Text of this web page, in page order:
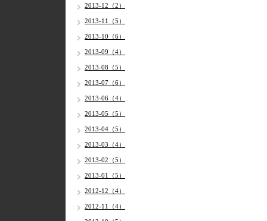
2013-12（2）
2013-11（5）
2013-10（6）
2013-09（4）
2013-08（5）
2013-07（6）
2013-06（4）
2013-05（5）
2013-04（5）
2013-03（4）
2013-02（5）
2013-01（5）
2012-12（4）
2012-11（4）